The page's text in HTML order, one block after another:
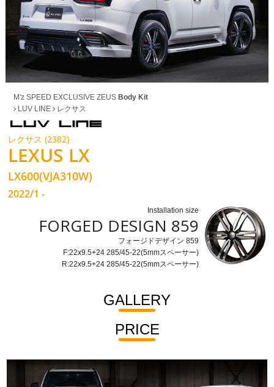
M'z SPEED EXCLUSIVE ZEUS Body Kit
LUV LINE レクサス
レクサス (2382)
LEXUS LX
LX600(VJA310W)
2022/1 -
Installation size
FORGED DESIGN 859
フォージドデザイン 859
F:22x9.5+24 285/45-22(5mmスペーサー)
R:22x9.5+24 285/45-22(5mmスペーサー)
GALLERY
PRICE